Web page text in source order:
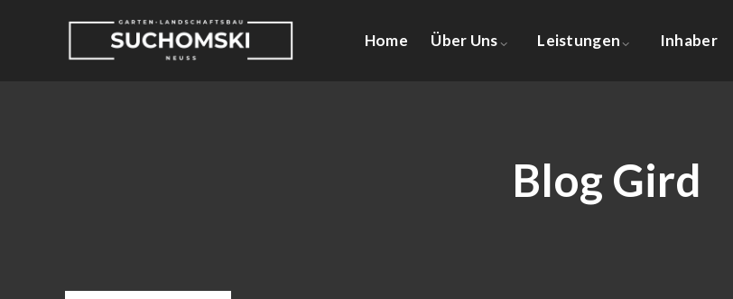
Home Über Uns Leistungen Inhaber
Blog Gird